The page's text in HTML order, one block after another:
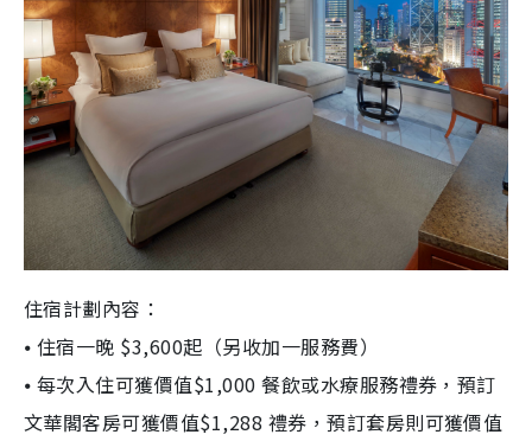
住宿計劃內容：
⦁ 住宿一晚 $3,600起（另收加一服務費）
⦁ 每次入住可獲價值$1,000 餐飲或水療服務禮券，預訂
文華閣客房可獲價值$1,288 禮券，預訂套房則可獲價值